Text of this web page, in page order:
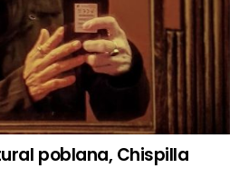
poblana, Chispilla